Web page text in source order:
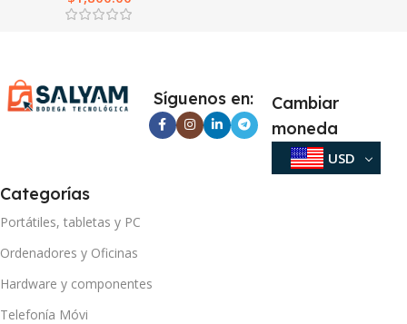
Síguenos en:
Cambiar
moneda
USD
Categorías
Portátiles, tabletas y PC
Ordenadores y Oficinas
Hardware y componentes
Telefonía Móvi